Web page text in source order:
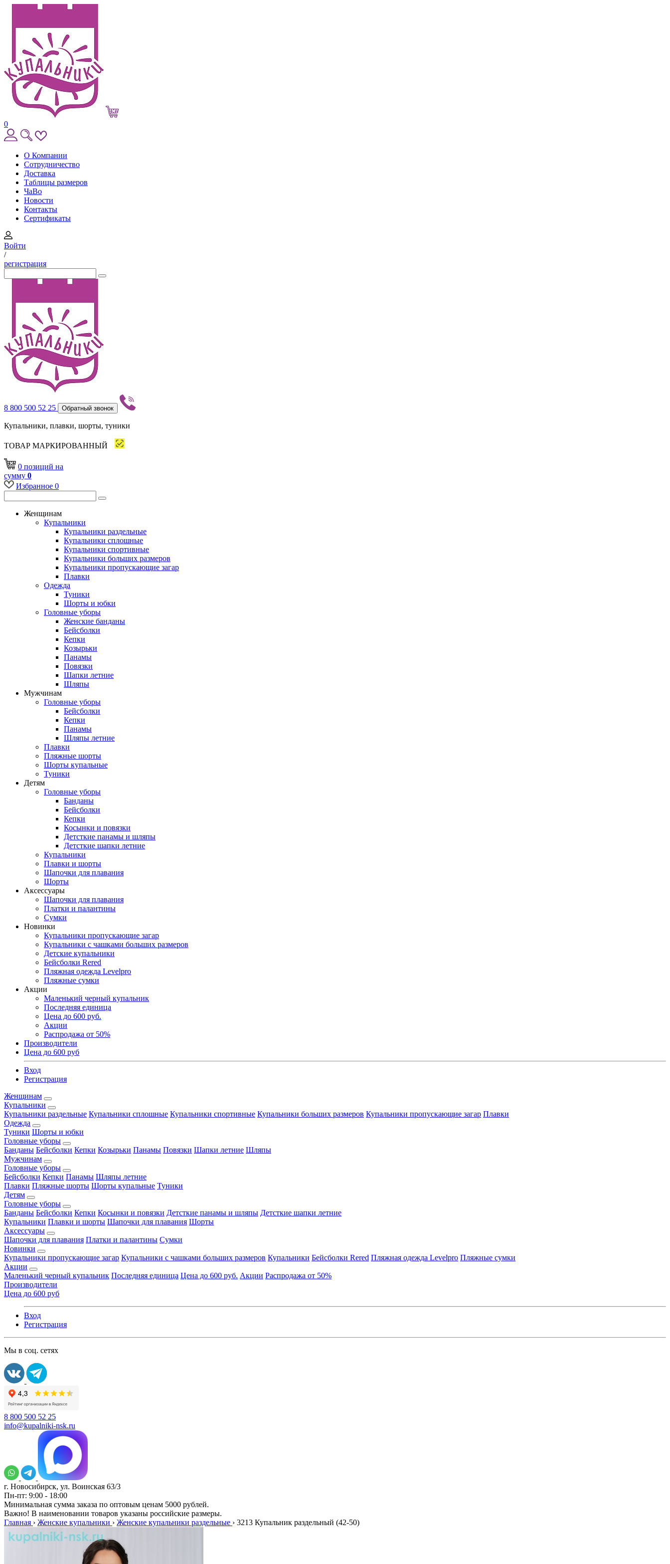
0
О Компании
Сотрудничество
Доставка
Таблицы размеров
ЧаВо
Новости
Контакты
Сертификаты
Войти
/
регистрация
8 800 500 52 25 Обратный звонок
Купальники, плавки, шорты, туники
ТОВАР МАРКИРОВАННЫЙ
0 позиций на
сумму 0
Избранное 0
Женщинам
Купальники
Купальники раздельные
Купальники сплошные
Купальники спортивные
Купальники больших размеров
Купальники пропускающие загар
Плавки
Одежда
Туники
Шорты и юбки
Головные уборы
Женские банданы
Бейсболки
Кепки
Козырьки
Панамы
Повязки
Шапки летние
Шляпы
Мужчинам
Головные уборы
Бейсболки
Кепки
Панамы
Шляпы летние
Плавки
Пляжные шорты
Шорты купальные
Туники
Детям
Головные уборы
Банданы
Бейсболки
Кепки
Косынки и повязки
Детсткие панамы и шляпы
Детсткие шапки летние
Купальники
Плавки и шорты
Шапочки для плавания
Шорты
Аксессуары
Шапочки для плавания
Платки и палантины
Сумки
Новинки
Купальники пропускающие загар
Купальники с чашками больших размеров
Детские купальники
Бейсболки Rered
Пляжная одежда Levelpro
Пляжные сумки
Акции
Маленький черный купальник
Последняя единица
Цена до 600 руб.
Акции
Распродажа от 50%
Производители
Цена до 600 руб
Вход
Регистрация
Женщинам
Купальники
Купальники раздельные Купальники сплошные Купальники спортивные Купальники больших размеров Купальники пропускающие загар Плавки
Одежда
Туники Шорты и юбки
Головные уборы
Банданы Бейсболки Кепки Козырьки Панамы Повязки Шапки летние Шляпы
Мужчинам
Головные уборы
Бейсболки Кепки Панамы Шляпы летние
Плавки Пляжные шорты Шорты купальные Туники
Детям
Головные уборы
Банданы Бейсболки Кепки Косынки и повязки Детсткие панамы и шляпы Детсткие шапки летние
Купальники Плавки и шорты Шапочки для плавания Шорты
Аксессуары
Шапочки для плавания Платки и палантины Сумки
Новинки
Купальники пропускающие загар Купальники с чашками больших размеров Купальники Бейсболки Rered Пляжная одежда Levelpro Пляжные сумки
Акции
Маленький черный купальник Последняя единица Цена до 600 руб. Акции Распродажа от 50%
Производители
Цена до 600 руб
Вход
Регистрация
Мы в соц. сетях
8 800 500 52 25
info@kupalniki-nsk.ru
г. Новосибирск, ул. Воинская 63/3
Пн-пт: 9:00 - 18:00
Минимальная сумма заказа по оптовым ценам 5000 рублей.
Важно! В наименовании товаров указаны российские размеры.
Главная › Женские купальники › Женские купальники раздельные › 3213 Купальник раздельный (42-50)